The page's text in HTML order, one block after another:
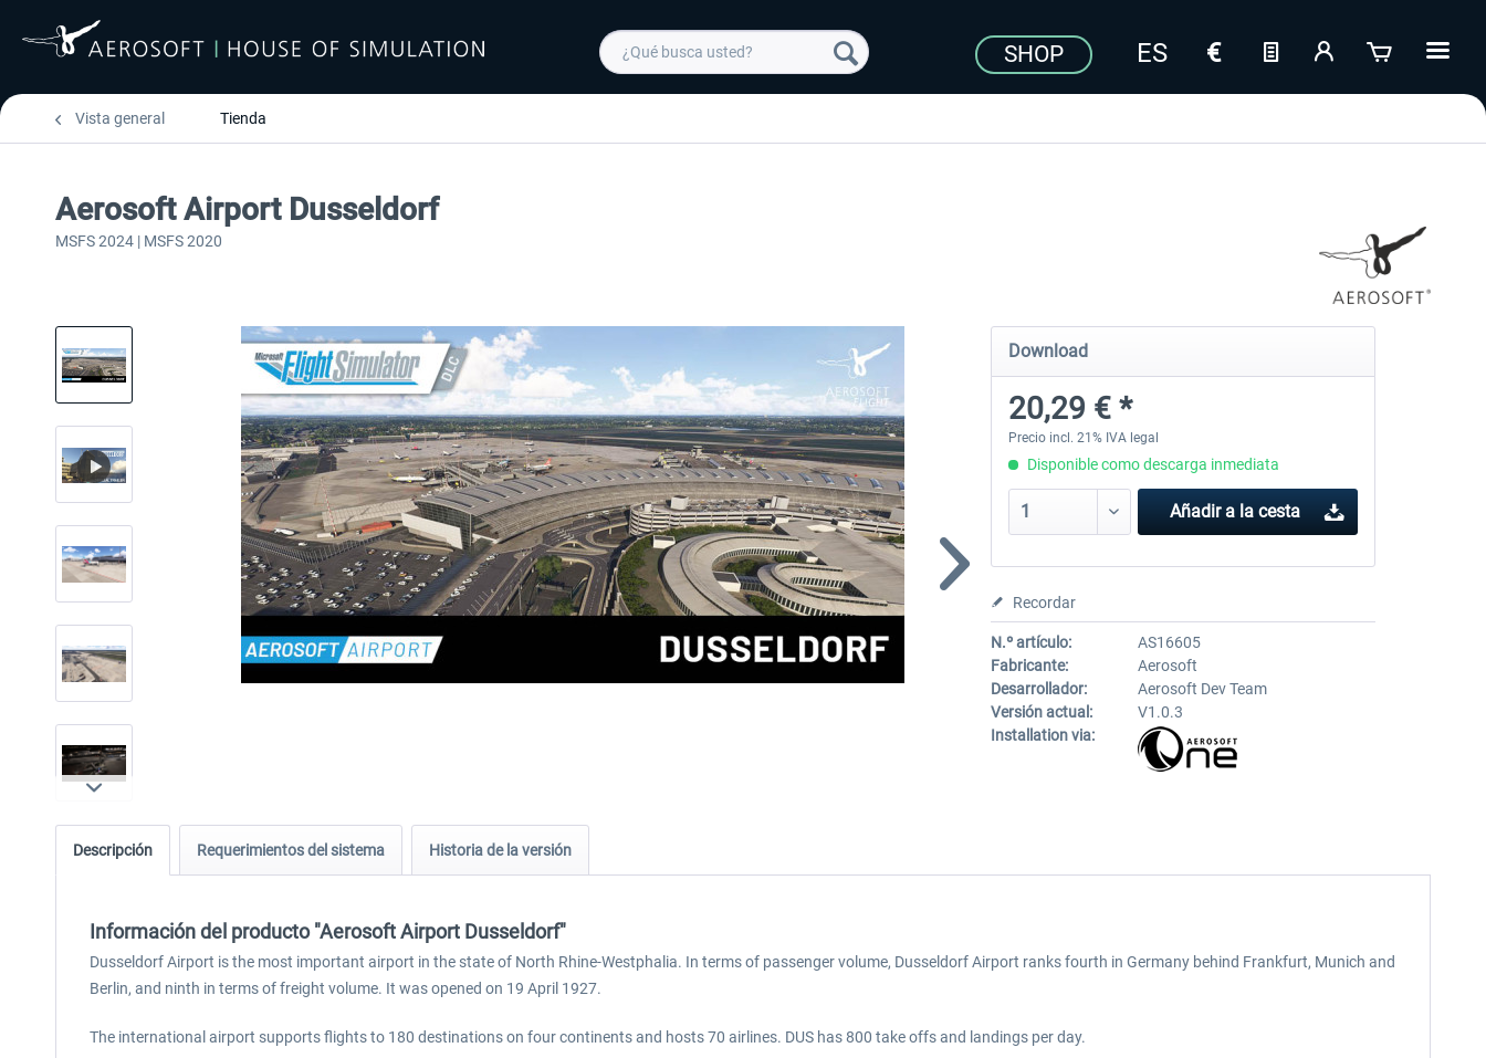
SHOP
Vista general Tienda
Aerosoft Airport Dusseldorf
MSFS 2024 | MSFS 2020
Download
20,29 € *
Precio incl. 21% IVA legal
Disponible como descarga inmediata
Añadir a la cesta
Recordar
N.º artículo:
AS16605
Fabricante:
Aerosoft
Desarrollador:
Aerosoft Dev Team
Versión actual:
V1.0.3
Installation via:
Descripción Requerimientos del sistema Historia de la versión
Información del producto "Aerosoft Airport Dusseldorf"
Dusseldorf Airport is the most important airport in the state of North Rhine-Westphalia. In terms of passenger volume, Dusseldorf Airport ranks fourth in Germany behind Frankfurt, Munich and
Berlin, and ninth in terms of freight volume. It was opened on 19 April 1927.
The international airport supports flights to 180 destinations on four continents and hosts 70 airlines. DUS has 800 take offs and landings per day.